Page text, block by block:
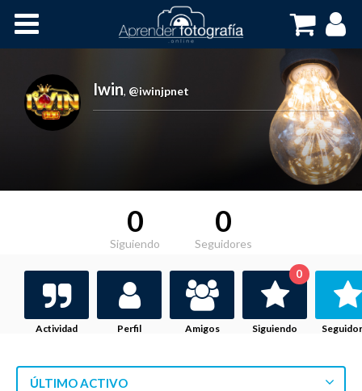
Cursos OnLine
Iwin, @iwinjpnet
0
Siguiendo
0
Seguidores
Actividad Perfil Amigos Siguiendo
0
ÚLTIMO ACTIVO